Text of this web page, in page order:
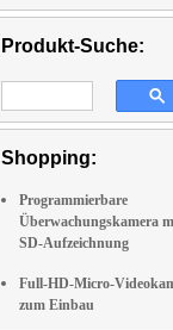
Produkt-Suche:
Shopping:
Programmierbare
Überwachungskamera
SD-Aufzeichnung
Full-HD-Micro-
zum Einbau